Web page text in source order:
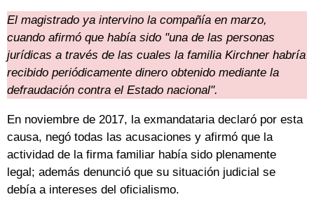
El magistrado ya intervino la compañía en marzo,
cuando afirmó que había sido "una de las personas
jurídicas a través de las cuales la familia Kirchner habría
recibido periódicamente dinero obtenido mediante la
defraudación contra el Estado nacional".
En noviembre de 2017, la exmandataria declaró por esta
causa, negó todas las acusaciones y afirmó que la
actividad de la firma familiar había sido plenamente
legal; además denunció que su situación judicial se
debía a intereses del oficialismo.